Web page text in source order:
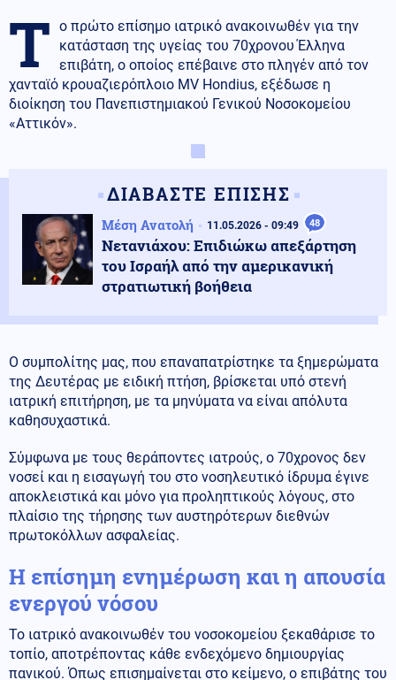
Τ ο πρώτο επίσημο ιατρικό ανακοινωθέν για την
κατάσταση της υγείας του 70χρονου Έλληνα
επιβάτη, ο οποίος επέβαινε στο πληγέν από τον
χανταϊό κρουαζιερόπλοιο MV Hondius, εξέδωσε η
διοίκηση του Πανεπιστημιακού Γενικού Νοσοκομείου
«Αττικόν».
ΔΙΑΒΑΣΤΕ ΕΠΙΣΗΣ
Μέση Ανατολή 11.05.2026 - 09:49 48
Νετανιάχου: Επιδιώκω απεξάρτηση
του Ισραήλ από την αμερικανική
στρατιωτική βοήθεια
Ο συμπολίτης μας, που επαναπατρίστηκε τα ξημερώματα
της Δευτέρας με ειδική πτήση, βρίσκεται υπό στενή
ιατρική επιτήρηση, με τα μηνύματα να είναι απόλυτα
καθησυχαστικά.
Σύμφωνα με τους θεράποντες ιατρούς, ο 70χρονος δεν
νοσεί και η εισαγωγή του στο νοσηλευτικό ίδρυμα έγινε
αποκλειστικά και μόνο για προληπτικούς λόγους, στο
πλαίσιο της τήρησης των αυστηρότερων διεθνών
πρωτοκόλλων ασφαλείας.
Η επίσημη ενημέρωση και η απουσία
ενεργού νόσου
Το ιατρικό ανακοινωθέν του νοσοκομείου ξεκαθάρισε το
τοπίο, αποτρέποντας κάθε ενδεχόμενο δημιουργίας
πανικού. Όπως επισημαίνεται στο κείμενο, ο επιβάτης του